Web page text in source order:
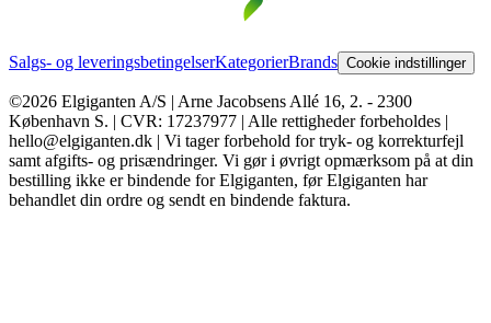
Salgs- og leveringsbetingelserKategorierBrands Cookie indstillinger
©2026 Elgiganten A/S | Arne Jacobsens Allé 16, 2. - 2300
København S. | CVR: 17237977 | Alle rettigheder forbeholdes |
hello@elgiganten.dk | Vi tager forbehold for tryk- og korrekturfejl
samt afgifts- og prisændringer. Vi gør i øvrigt opmærksom på at din
bestilling ikke er bindende for Elgiganten, før Elgiganten har
behandlet din ordre og sendt en bindende faktura.